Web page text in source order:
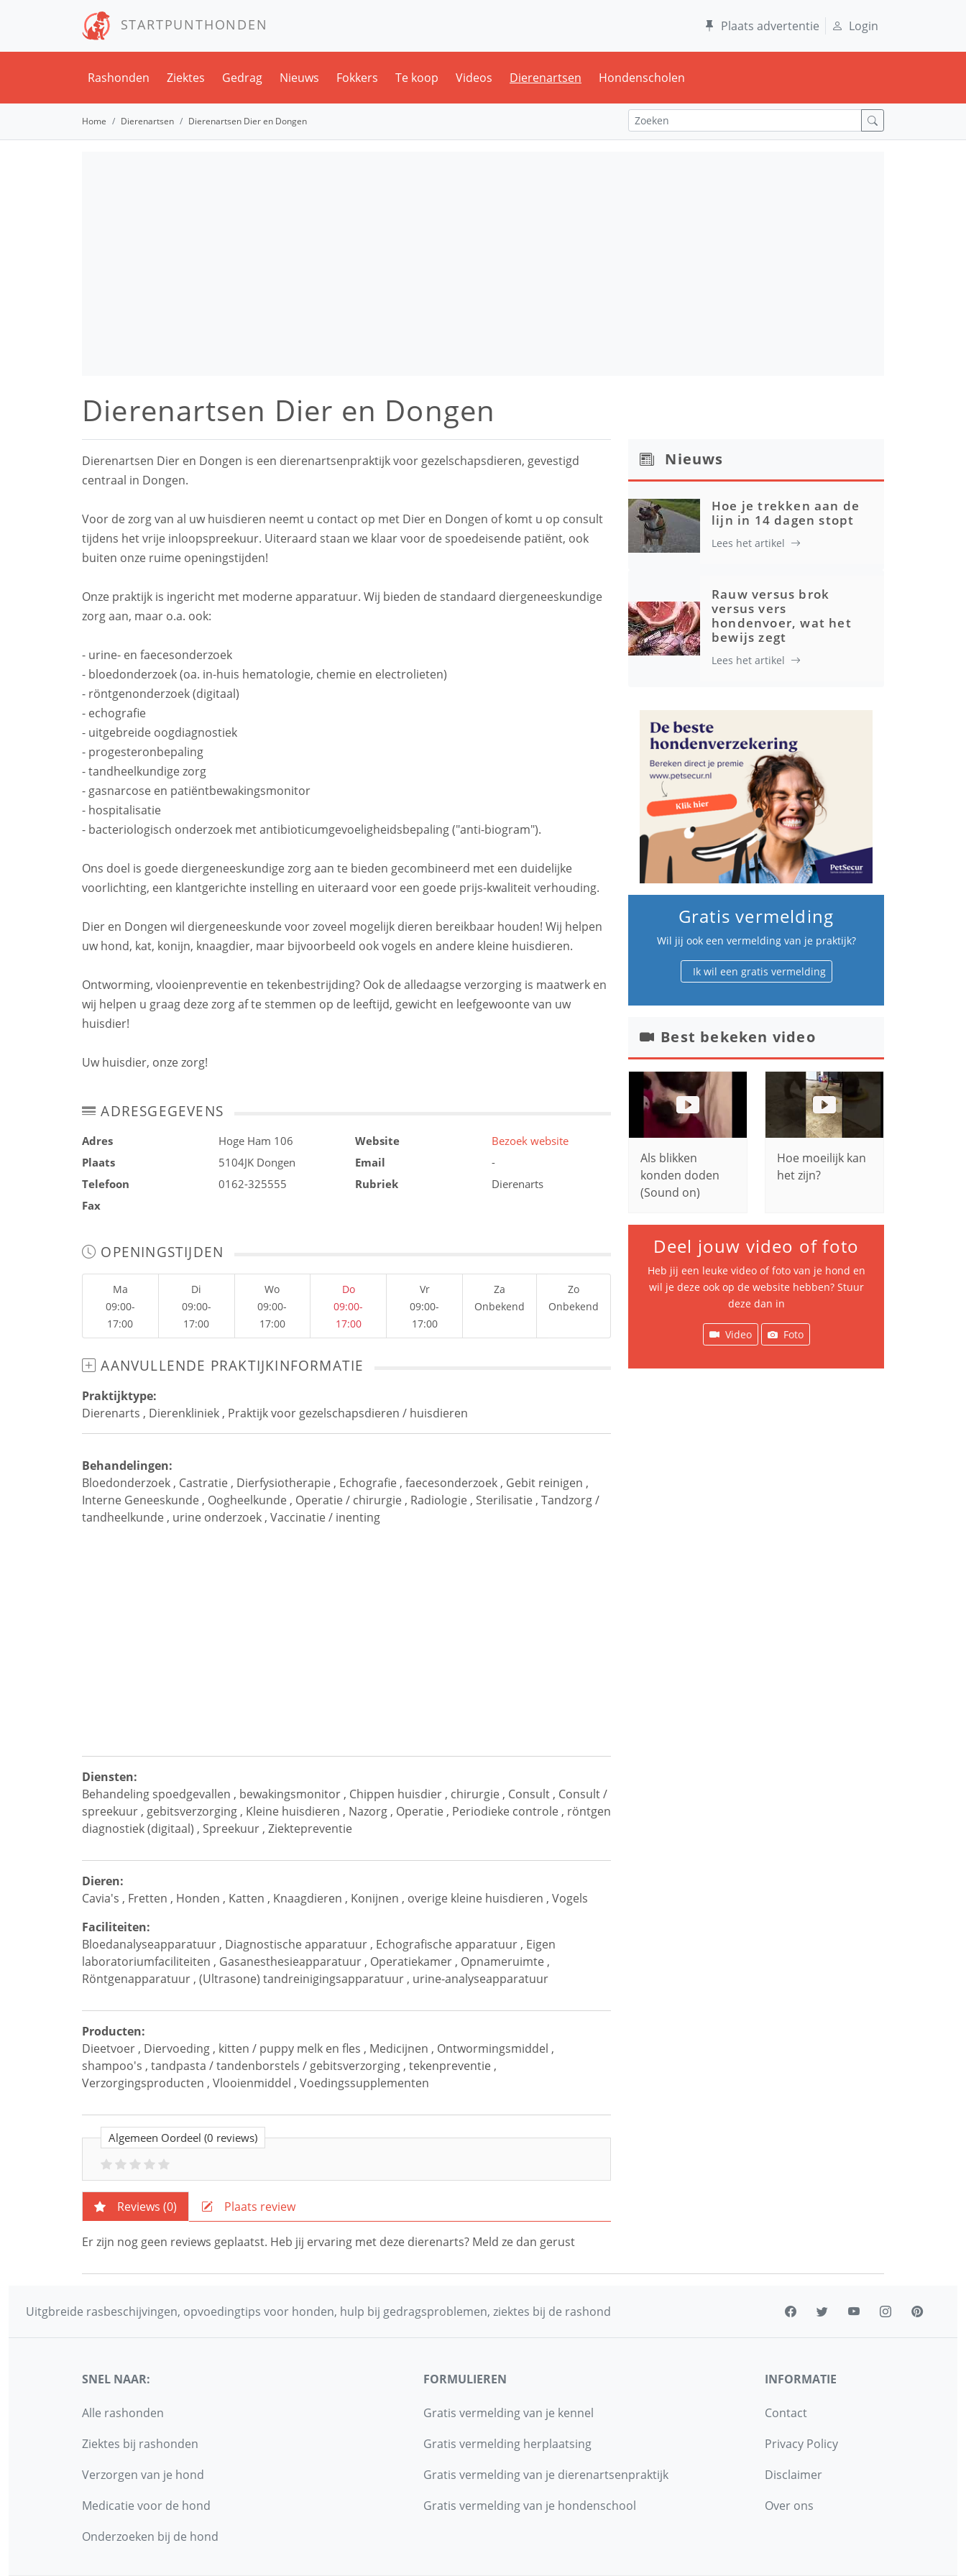
STARTPUNTHONDEN Plaats advertentie Login
Rashonden Ziektes Gedrag Nieuws Fokkers Te koop Videos Dierenartsen Hondenscholen
Home Dierenartsen Dierenartsen Dier en Dongen
Dierenartsen Dier en Dongen
Dierenartsen Dier en Dongen is een dierenartsenpraktijk voor gezelschapsdieren, gevestigd
centraal in Dongen.
Voor de zorg van al uw huisdieren neemt u contact op met Dier en Dongen of komt u op consult
tijdens het vrije inloopspreekuur. Uiteraard staan we klaar voor de spoedeisende patiënt, ook
buiten onze ruime openingstijden!
Onze praktijk is ingericht met moderne apparatuur. Wij bieden de standaard diergeneeskundige
zorg aan, maar o.a. ook:
- urine- en faecesonderzoek
- bloedonderzoek (oa. in-huis hematologie, chemie en electrolieten)
- röntgenonderzoek (digitaal)
- echografie
- uitgebreide oogdiagnostiek
- progesteronbepaling
- tandheelkundige zorg
- gasnarcose en patiëntbewakingsmonitor
- hospitalisatie
- bacteriologisch onderzoek met antibioticumgevoeligheidsbepaling ("anti-biogram").
Ons doel is goede diergeneeskundige zorg aan te bieden gecombineerd met een duidelijke
voorlichting, een klantgerichte instelling en uiteraard voor een goede prijs-kwaliteit verhouding.
Dier en Dongen wil diergeneeskunde voor zoveel mogelijk dieren bereikbaar houden! Wij helpen
uw hond, kat, konijn, knaagdier, maar bijvoorbeeld ook vogels en andere kleine huisdieren.
Ontworming, vlooienpreventie en tekenbestrijding? Ook de alledaagse verzorging is maatwerk en
wij helpen u graag deze zorg af te stemmen op de leeftijd, gewicht en leefgewoonte van uw
huisdier!
Uw huisdier, onze zorg!
ADRESGEGEVENS
Adres
Hoge Ham 106
Plaats
5104JK Dongen
Telefoon
0162-325555
Fax
Website
Bezoek website
Email
-
Rubriek
Dierenarts
OPENINGSTIJDEN
Ma
09:00-
17:00
Di
09:00-
17:00
Wo
09:00-
17:00
Do
09:00-
17:00
Vr
09:00-
17:00
Za
Onbekend
Zo
Onbekend
AANVULLENDE PRAKTIJKINFORMATIE
Praktijktype:
Dierenarts , Dierenkliniek , Praktijk voor gezelschapsdieren / huisdieren
Behandelingen:
Bloedonderzoek , Castratie , Dierfysiotherapie , Echografie , faecesonderzoek , Gebit reinigen ,
Interne Geneeskunde , Oogheelkunde , Operatie / chirurgie , Radiologie , Sterilisatie , Tandzorg /
tandheelkunde , urine onderzoek , Vaccinatie / inenting
Diensten:
Behandeling spoedgevallen , bewakingsmonitor , Chippen huisdier , chirurgie , Consult , Consult /
spreekuur , gebitsverzorging , Kleine huisdieren , Nazorg , Operatie , Periodieke controle , röntgen
diagnostiek (digitaal) , Spreekuur , Ziektepreventie
Dieren:
Cavia's , Fretten , Honden , Katten , Knaagdieren , Konijnen , overige kleine huisdieren , Vogels
Faciliteiten:
Bloedanalyseapparatuur , Diagnostische apparatuur , Echografische apparatuur , Eigen
laboratoriumfaciliteiten , Gasanesthesieapparatuur , Operatiekamer , Opnameruimte ,
Röntgenapparatuur , (Ultrasone) tandreinigingsapparatuur , urine-analyseapparatuur
Producten:
Dieetvoer , Diervoeding , kitten / puppy melk en fles , Medicijnen , Ontwormingsmiddel ,
shampoo's , tandpasta / tandenborstels / gebitsverzorging , tekenpreventie ,
Verzorgingsproducten , Vlooienmiddel , Voedingssupplementen
Algemeen Oordeel (0 reviews)
Reviews (0) Plaats review
Er zijn nog geen reviews geplaatst. Heb jij ervaring met deze dierenarts? Meld ze dan gerust
Nieuws
Hoe je trekken aan de
lijn in 14 dagen stopt
Lees het artikel
Rauw versus brok
versus vers
hondenvoer, wat het
bewijs zegt
Lees het artikel
Gratis vermelding
Wil jij ook een vermelding van je praktijk?
Ik wil een gratis vermelding
Best bekeken video
Als blikken
konden doden
(Sound on)
Hoe moeilijk kan
het zijn?
Deel jouw video of foto
Heb jij een leuke video of foto van je hond en
wil je deze ook op de website hebben? Stuur
deze dan in
Video Foto
Uitgbreide rasbeschijvingen, opvoedingtips voor honden, hulp bij gedragsproblemen, ziektes bij de rashond
SNEL NAAR:
Alle rashonden
Ziektes bij rashonden
Verzorgen van je hond
Medicatie voor de hond
Onderzoeken bij de hond
FORMULIEREN
Gratis vermelding van je kennel
Gratis vermelding herplaatsing
Gratis vermelding van je dierenartsenpraktijk
Gratis vermelding van je hondenschool
INFORMATIE
Contact
Privacy Policy
Disclaimer
Over ons